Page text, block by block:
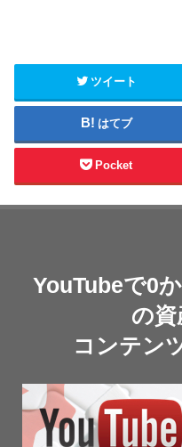
ツイート
はてブ
Pocket
YouTubeで0
の資
コンテン